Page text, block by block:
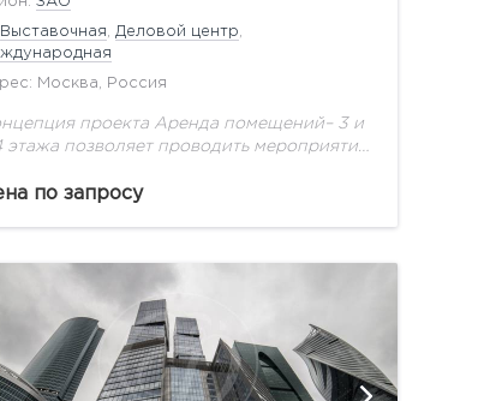
Выставочная Деловой центр
Москва, Россия
проекта Аренда помещений– 3 и
этажа позволяет проводить мероприятия
- Конференции; - Рекламных
по запросу